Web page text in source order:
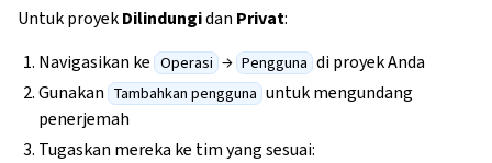
Untuk proyekDilindungidan Privat:
Navigasikan ke Operasi → Pengguna di proyek Anda
Gunakan Tambahkan pengguna untuk mengundang
penerjemah
Tugaskan mereka ke tim yang sesuai: